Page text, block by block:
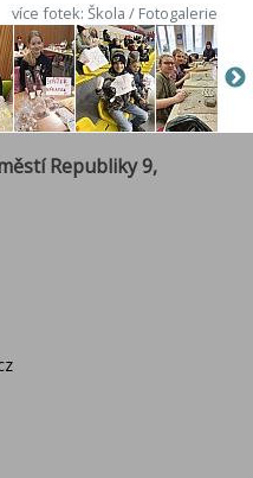
více fotek: Škola / Fotogalerie
Republiky 9,